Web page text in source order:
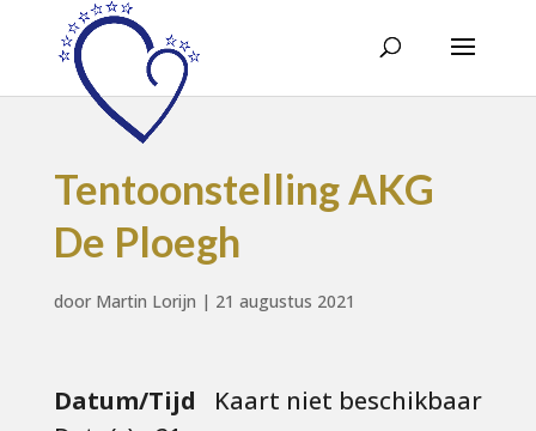
Tentoonstelling AKG
De Ploegh
door Martin Lorijn | 21 augustus 2021
Kaart niet beschikbaar
Datum/Tijd